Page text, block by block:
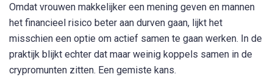
Omdat vrouwen makkelijker een mening geven en mannen
het financieel risico beter aan durven gaan, lijkt het
misschien een optie om actief samen te gaan werken. In de
praktijk blijkt echter dat maar weinig koppels samen in de
crypromunten zitten. Een gemiste kans.